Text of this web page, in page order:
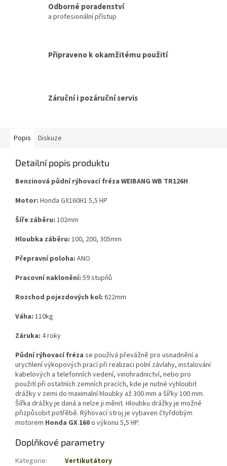
Odborné poradenství
a profesionální přístup
Připraveno k okamžitému použití
Záruční i pozáruční servis
Popis Diskuze
Detailní popis produktu
Benzinová půdní rýhovací fréza WEIBANG WB TR126H
Motor: Honda GX160H1 5,5 HP
Šíře záběru: 102mm
Hloubka záběru: 100, 200, 305mm
Přepravní poloha: ANO
Pracovní naklonění: 59 stupňů
Rozchod pojezdových kol: 622mm
Váha: 110kg
Záruka: 4 roky
Půdní rýhovací fréza se používá převážně pro usnadnění a
urychlení výkopových prací při realizaci polní závlahy, instalování
kabelových a telefonních vedení, vinohradnictví, nebo pro
použití při ostatních zemních pracích, kde je nutné vyhloubit
drážky v zemi do maximalní hloubky až 300 mm a šířky 100 mm.
Šířka drážky je daná a nelze ji měnit. Hloubku drážky je možné
přizpůsobit potřěbě. Rýhovací stroj je vybaven čtyřdobým
motorem Honda GX 160o výkonu 5,5 HP.
Doplňkové parametry
Kategorie: Vertikutátory